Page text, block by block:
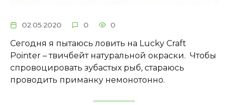
02.05.2020 0 0
Сегодня я пытаюсь ловить на Lucky Craft
Pointer – твичбейт натуральной окраски. Чтобы
спровоцировать зубастых рыб, стараюсь
проводить приманку немонотонно.